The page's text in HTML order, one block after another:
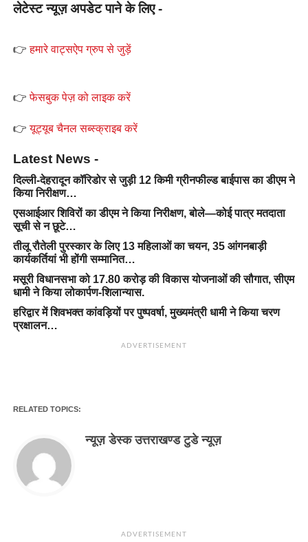
लेटेस्ट न्यूज़ अपडेट पाने के लिए -
👉हमारे वाट्सऐप ग्रुप से जुड़ें
👉फेसबुक पेज़ को लाइक करें
👉यूट्यूब चैनल सब्स्क्राइब करें
Latest News -
दिल्ली-देहरादून कॉरिडोर से जुड़ी 12 किमी ग्रीनफील्ड बाईपास का डीएम ने
किया निरीक्षण…
एसआईआर शिविरों का डीएम ने किया निरीक्षण, बोले—कोई पात्र मतदाता
सूची से न छूटे…
तीलू रौतेली पुरस्कार के लिए 13 महिलाओं का चयन, 35 आंगनबाड़ी
कार्यकर्तियां भी होंगी सम्मानित…
मसूरी विधानसभा को 17.80 करोड़ की विकास योजनाओं की सौगात, सीएम
धामी ने किया लोकार्पण-शिलान्यास.
हरिद्वार में शिवभक्त कांवड़ियों पर पुष्पवर्षा, मुख्यमंत्री धामी ने किया चरण
प्रक्षालन…
ADVERTISEMENT
RELATED TOPICS:
न्यूज़ डेस्क उत्तराखण्ड टुडे न्यूज़
ADVERTISEMENT